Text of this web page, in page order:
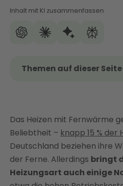
Inhalt mit KI zusammenfassen
Themen auf dieser Seite
Was kostet Fernwärme?
Welche Vor- und Nachteile
Welche Bedeutung hat
Wärmequelle?
Was sind die Alternativen zu
Das Heizen mit Fernwärme
Beliebtheit – knapp 15 % der
Deutschland beziehen ihre
der Ferne. Allerdings bringt
Heizungsart auch einige